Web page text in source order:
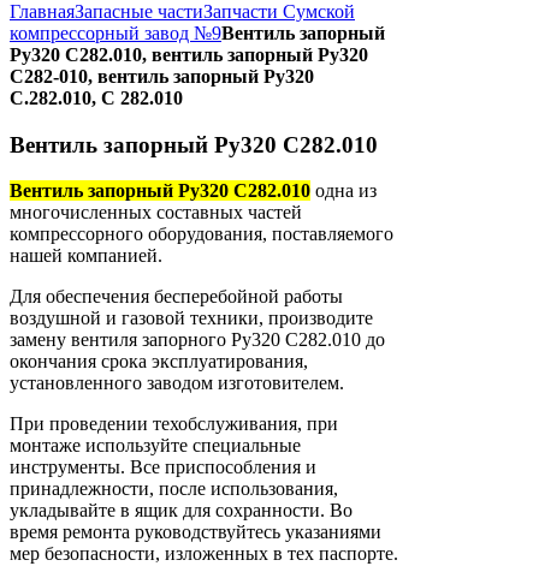
ГлавнаяЗапасные частиЗапчасти Сумской
компрессорный завод №9Вентиль запорный
Ру320 С282.010, вентиль запорный Ру320
С282-010, вентиль запорный Ру320
С.282.010, С 282.010
Вентиль запорный Ру320 С282.010
Вентиль запорный Ру320 С282.010 одна из
многочисленных составных частей
компрессорного оборудования, поставляемого
нашей компанией.
Для обеспечения бесперебойной работы
воздушной и газовой техники, производите
замену вентиля запорного Ру320 С282.010 до
окончания срока эксплуатирования,
установленного заводом изготовителем.
При проведении техобслуживания, при
монтаже используйте специальные
инструменты. Все приспособления и
принадлежности, после использования,
укладывайте в ящик для сохранности. Во
время ремонта руководствуйтесь указаниями
мер безопасности, изложенных в тех паспорте.